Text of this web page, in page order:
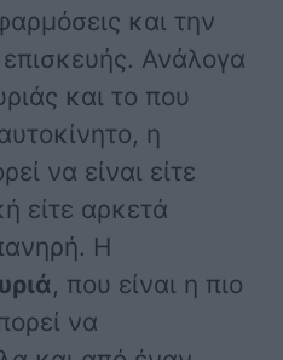
και την
Ανάλογα
και το που
η
να είναι είτε
είτε αρκετά
Η
, που είναι η πιο
να